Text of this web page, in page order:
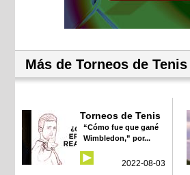
Más de Torneos de Tenis
Torneos de Tenis
“Cómo fue que gané
Wimbledon,” por...
2022-08-03